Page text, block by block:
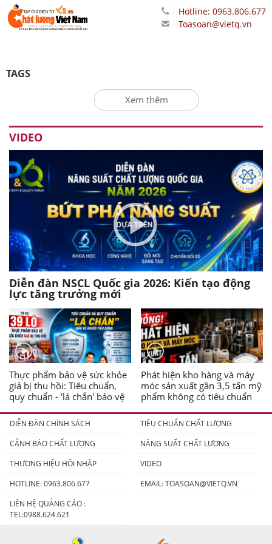
Hotline: 0963.806.677
Toasoan@vietq.vn
TAGS
Xem thêm
VIDEO
Diễn đàn NSCL Quốc gia 2026: Kiến tạo động
lực tăng trưởng mới
Thực phẩm bảo vệ sức khỏe
giả bị thu hồi: Tiêu chuẩn,
quy chuẩn - 'lá chắn' bảo vệ
Phát hiện kho hàng và máy
móc sản xuất gần 3,5 tấn mỹ
phẩm không có tiêu chuẩn
DIỄN ĐÀN CHÍNH SÁCH
TIÊU CHUẨN CHẤT LƯỢNG
CẢNH BÁO CHẤT LƯỢNG
NĂNG SUẤT CHẤT LƯỢNG
THƯƠNG HIỆU HỘI NHẬP
VIDEO
HOTLINE: 0963.806.677
EMAIL:TOASOAN@VIETQ.VN
LIÊN HỆ QUẢNG CÁO :
TEL:0988.624.621